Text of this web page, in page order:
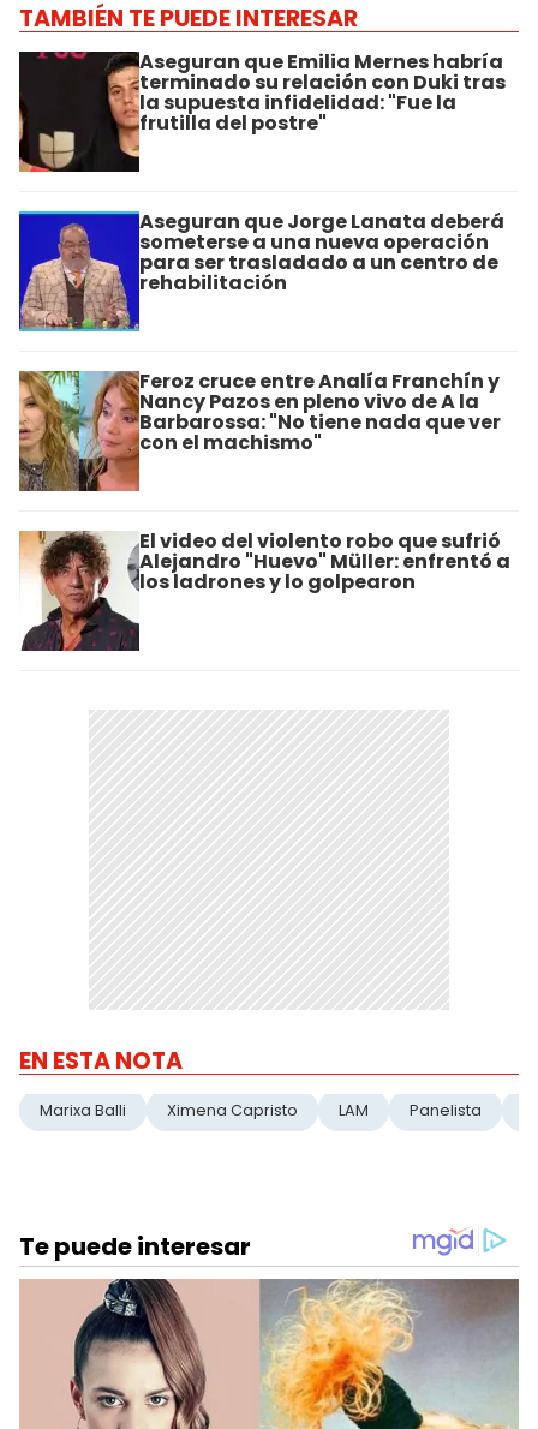
TAMBIÉN TE PUEDE INTERESAR
Aseguran que Emilia Mernes habría
terminado su relación con Duki tras
la supuesta infidelidad: "Fue la
frutilla del postre"
Aseguran que Jorge Lanata deberá
someterse a una nueva operación
para ser trasladado a un centro de
rehabilitación
Feroz cruce entre Analía Franchín y
Nancy Pazos en pleno vivo de A la
Barbarossa: "No tiene nada que ver
con el machismo"
El video del violento robo que sufrió
Alejandro "Huevo" Müller: enfrentó a
los ladrones y lo golpearon
EN ESTA NOTA
Marixa Balli Ximena Capristo LAM Panelista